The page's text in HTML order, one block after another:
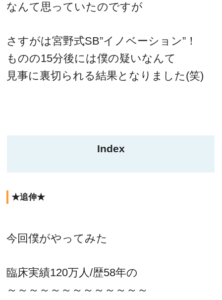
なんて思っていたのですが
さすがは宮野式SB”イノベーション”！
ものの15分後には僕の疑いなんて
見事に裏切られる結果となりました(笑)
Index
★追伸★
今回僕がやってみた
臨床実績120万人/歴58年の
～～～～～～～～～～～～～